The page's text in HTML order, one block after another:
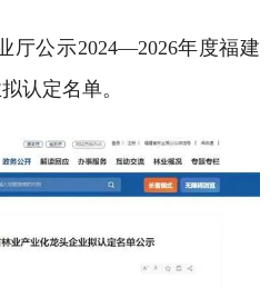
厅公示2024—2026年度福建
认定名单。